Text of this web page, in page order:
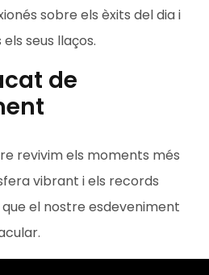
sobre els èxits del dia i
seus llaços.
de
revivim els moments més
vibrant i els records
el nostre esdeveniment